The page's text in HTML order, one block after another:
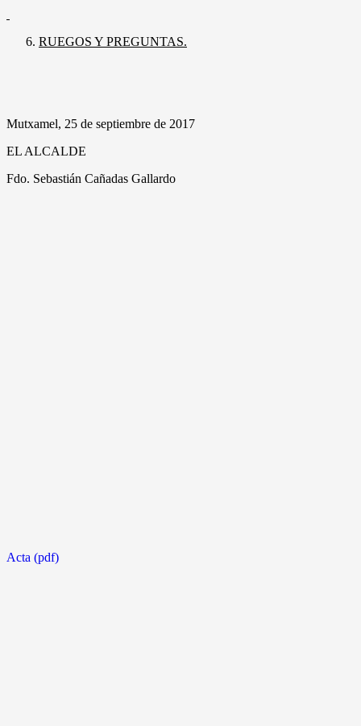
RUEGOS Y PREGUNTAS.
Mutxamel, 25 de septiembre de 2017
EL ALCALDE
Fdo. Sebastián Cañadas Gallardo
Acta (pdf)